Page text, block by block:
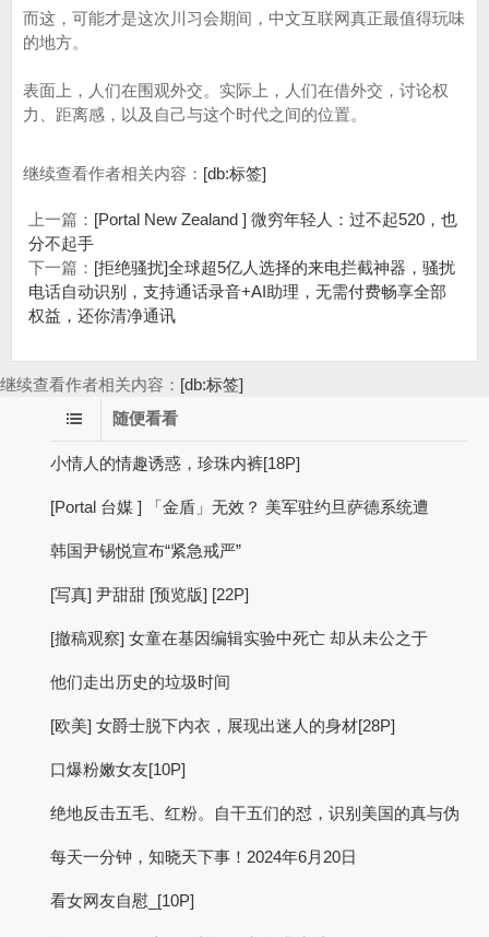
而这，可能才是这次川习会期间，中文互联网真正最值得玩味
的地方。
表面上，人们在围观外交。实际上，人们在借外交，讨论权
力、距离感，以及自己与这个时代之间的位置。
继续查看作者相关内容： [db:标签]
上一篇： [Portal New Zealand ] 微穷年轻人：过不起520，也
分不起手
下一篇： [拒绝骚扰]全球超5亿人选择的来电拦截神器，骚扰
电话自动识别，支持通话录音+AI助理，无需付费畅享全部
权益，还你清净通讯
继续查看作者相关内容： [db:标签]
随便看看
小情人的情趣诱惑，珍珠内裤[18P]
[Portal 台媒 ] 「金盾」无效？ 美军驻约旦萨德系统遭
韩国尹锡悦宣布“紧急戒严”
[写真] 尹甜甜 [预览版] [22P]
[撤稿观察] 女童在基因编辑实验中死亡 却从未公之于
他们走出历史的垃圾时间
[欧美] 女爵士脱下内衣，展现出迷人的身材[28P]
口爆粉嫩女友[10P]
绝地反击五毛、红粉。自干五们的怼，识别美国的真与伪
每天一分钟，知晓天下事！2024年6月20日
看女网友自慰_[10P]